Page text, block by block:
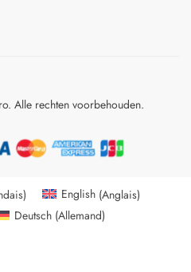
Alle rechten voorbehouden.
) English(Anglais)
Deutsch(Allemand)